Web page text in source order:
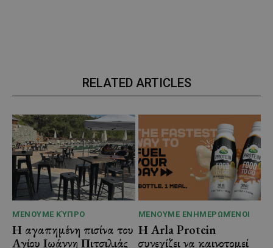
RELATED ARTICLES
ΜΈΝΟΥΜΕ ΚΎΠΡΟ
Η αγαπημένη πισίνα του
Αγίου Ιωάννη Πιτσιλιάς
ΜΈΝΟΥΜΕ ΕΝΗΜΕΡΩΜΈΝΟΙ
Η Arla Protein
συνεχίζει να καινοτομεί